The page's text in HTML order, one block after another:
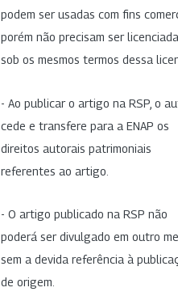
podem ser usadas com fins
porém não precisam ser
sob os mesmos termos dessa
- Ao publicar o artigo na RSP, o
cede e transfere para a ENAP os
direitos autorais patrimoniais
referentes ao artigo.
- O artigo publicado na RSP não
poderá ser divulgado em outro
sem a devida referência à
de origem.